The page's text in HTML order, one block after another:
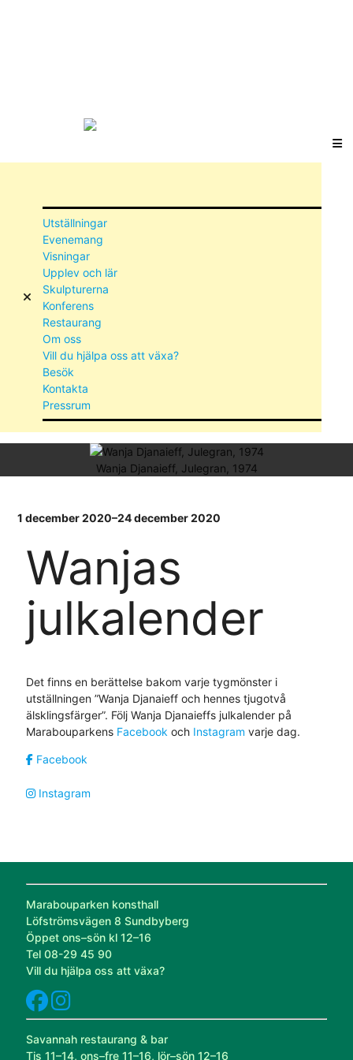
Utställningar
Evenemang
Visningar
Upplev och lär
Skulpturerna
Konferens
Restaurang
Om oss
Vill du hjälpa oss att växa?
Besök
Kontakta
Pressrum
Wanja Djanaieff, Julegran, 1974
1 december 2020–24 december 2020
Wanjas
julkalender
Det finns en berättelse bakom varje tygmönster i
utställningen ”Wanja Djanaieff och hennes tjugotvå
älsklingsfärger”. Följ Wanja Djanaieffs julkalender på
Marabouparkens Facebook och Instagram varje dag.
Facebook
Instagram
Marabouparken konsthall
Löfströmsvägen 8 Sundbyberg
Öppet ons–sön kl 12–16
Tel 08-29 45 90
Vill du hjälpa oss att växa?
Savannah restaurang & bar
Tis 11–14, ons–fre 11–16, lör–sön 12–16